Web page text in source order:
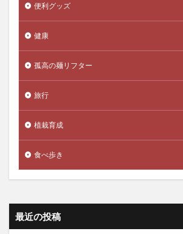
便利グッズ
健康
孤高の麺リフター
旅行
植栽育成
食べ歩き
最近の投稿